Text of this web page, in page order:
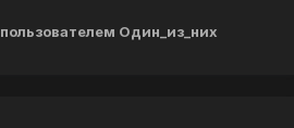
пользователем Один_из_них